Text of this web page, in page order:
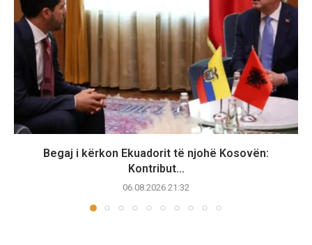
Begaj i kërkon Ekuadorit të njohë Kosovën:
Kontribut...
06.08.2026 21:32